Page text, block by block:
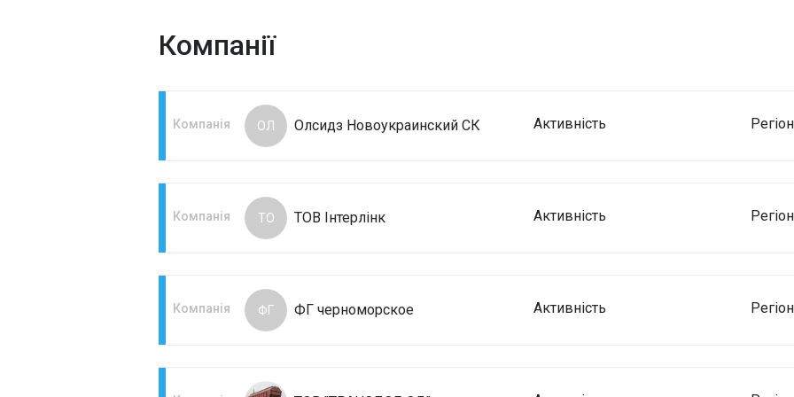
Компанії
Компанія ОЛ Олсидз Новоукраинский СК Активність
Компанія ТО ТОВ Інтерлінк Активність
Компанія ФГ ФГ черноморское Активність